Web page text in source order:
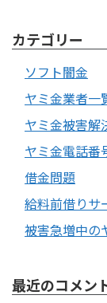
カテゴリー
ソフト闇金
ヤミ金業者一
ヤミ金被害解
ヤミ金電話番
借金問題
給料前借りサ
被害急増中の
最近のコメン